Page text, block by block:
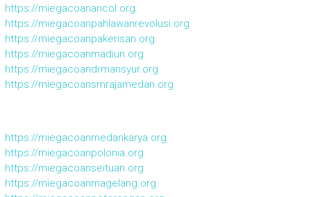
https://miegacoanancol.org
https://miegacoanpahlawanrevolusi.org
https://miegacoanpakerisan.org
https://miegacoanmadiun.org
https://miegacoandrmansyur.org
https://miegacoansmrajamedan.org
https://miegacoanmedankarya.org
https://miegacoanpolonia.org
https://miegacoanseituan.org
https://miegacoanmagelang.org